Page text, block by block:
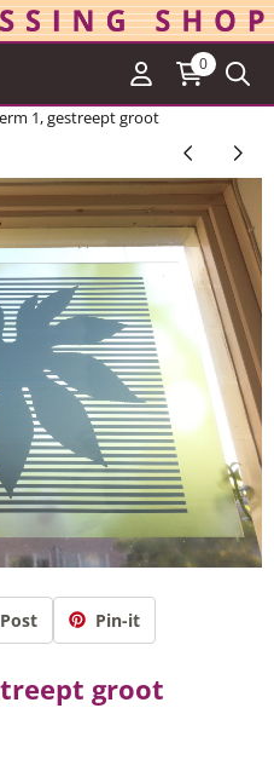
gesloten.
0
1, gestreept groot
Post Pin-it
groot